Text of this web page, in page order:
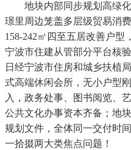
地块内部同步规划高绿化
璟里周边笼盖多层级贸易消
158-242㎡四至五居改善户
宁波市住建从管部分平台核
日经宁波市住房和城乡扶植
式高端休闲会所，无小户型
入，政务处事、图书阅览、
公共文化办事资本齐备；地
规划文件，全体同一交付时
一拾掇两大类焦点问题！